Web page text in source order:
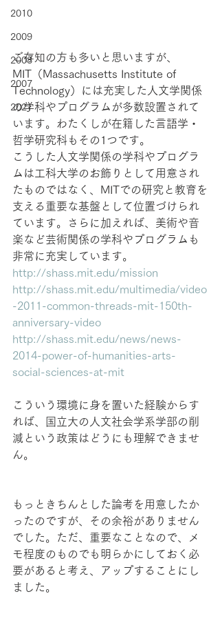
2010
2009
2008
2007
2021
ご存知の方も多いと思いますが、
MIT（Massachusetts Institute of
Technology）には充実した人文学関係
の学科やプログラムが多数設置されて
います。わたくしが在籍した言語学・
哲学研究科もその1つです。
こうした人文学関係の学科やプログラ
ムは工科大学のお飾りとして用意され
たものではなく、MITでの研究と教育を
支える重要な基盤として位置づけられ
ています。さらに加えれば、美術や音
楽など芸術関係の学科やプログラムも
非常に充実しています。
http://shass.mit.edu/mission
http://shass.mit.edu/multimedia/video
-2011-common-threads-mit-150th-
anniversary-video
http://shass.mit.edu/news/news-
2014-power-of-humanities-arts-
social-sciences-at-mit
こういう環境に身を置いた経験からす
れば、国立大の人文社会学系学部の削
減という政策はどうにも理解できませ
ん。
もっときちんとした論考を用意したか
ったのですが、その余裕がありません
でした。ただ、重要なことなので、メ
モ程度のものでも明らかにしておく必
要があると考え、アップすることにし
ました。